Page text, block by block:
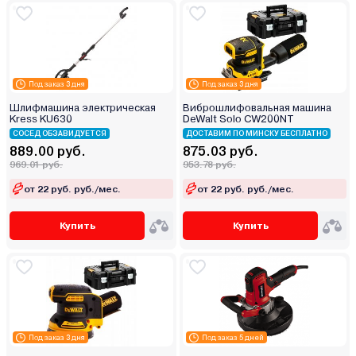
Под заказ 3 дня
Шлифмашина электрическая
Kress KU630
СОСЕД ОБЗАВИДУЕТСЯ
889.00 руб.
969.01 руб.
от 22 руб. руб./мес.
Купить
Под заказ 3 дня
Виброшлифовальная машина
DeWalt Solo CW200NT
ДОСТАВИМ ПО МИНСКУ БЕСПЛАТНО
875.03 руб.
953.78 руб.
от 22 руб. руб./мес.
Купить
Под заказ 3 дня Под заказ 5 дней